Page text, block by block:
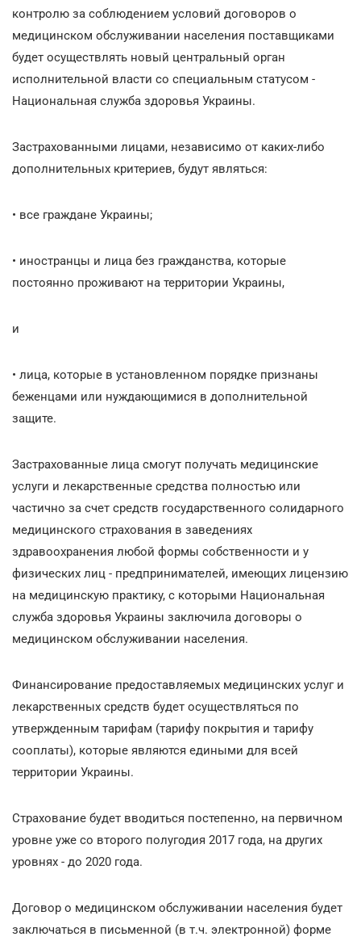
контролю за соблюдением условий договоров о
медицинском обслуживании населения поставщиками
будет осуществлять новый центральный орган
исполнительной власти со специальным статусом -
Национальная служба здоровья Украины.
Застрахованными лицами, независимо от каких-либо
дополнительных критериев, будут являться:
• все граждане Украины;
• иностранцы и лица без гражданства, которые
постоянно проживают на территории Украины,
и
• лица, которые в установленном порядке признаны
беженцами или нуждающимися в дополнительной
защите.
Застрахованные лица смогут получать медицинские
услуги и лекарственные средства полностью или
частично за счет средств государственного солидарного
медицинского страхования в заведениях
здравоохранения любой формы собственности и у
физических лиц - предпринимателей, имеющих лицензию
на медицинскую практику, с которыми Национальная
служба здоровья Украины заключила договоры о
медицинском обслуживании населения.
Финансирование предоставляемых медицинских услуг и
лекарственных средств будет осуществляться по
утвержденным тарифам (тарифу покрытия и тарифу
сооплаты), которые являются едиными для всей
территории Украины.
Страхование будет вводиться постепенно, на первичном
уровне уже со второго полугодия 2017 года, на других
уровнях - до 2020 года.
Договор о медицинском обслуживании населения будет
заключаться в письменной (в т.ч. электронной) форме